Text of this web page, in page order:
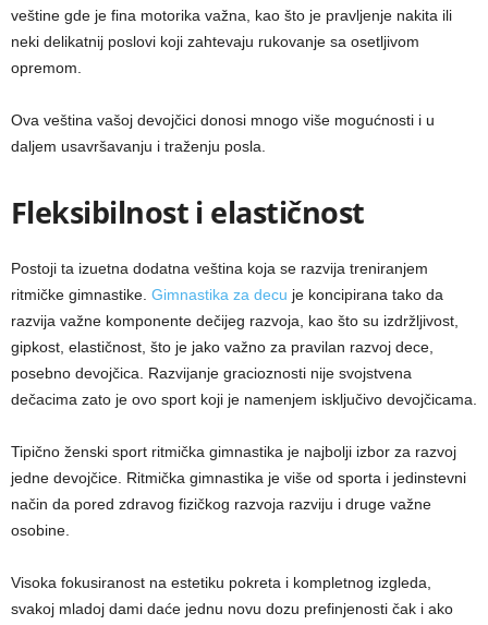
veštine gde je fina motorika važna, kao što je pravljenje nakita ili
neki delikatnij poslovi koji zahtevaju rukovanje sa osetljivom
opremom.
Ova veština vašoj devojčici donosi mnogo više mogućnosti i u
daljem usavršavanju i traženju posla.
Fleksibilnost i elastičnost
Postoji ta izuetna dodatna veština koja se razvija treniranjem
ritmičke gimnastike. Gimnastika za decu je koncipirana tako da
razvija važne komponente dečijeg razvoja, kao što su izdržljivost,
gipkost, elastičnost, što je jako važno za pravilan razvoj dece,
posebno devojčica. Razvijanje gracioznosti nije svojstvena
dečacima zato je ovo sport koji je namenjem isključivo devojčicama.
Tipično ženski sport ritmička gimnastika je najbolji izbor za razvoj
jedne devojčice. Ritmička gimnastika je više od sporta i jedinstevni
način da pored zdravog fizičkog razvoja razviju i druge važne
osobine.
Visoka fokusiranost na estetiku pokreta i kompletnog izgleda,
svakoj mladoj dami daće jednu novu dozu prefinjenosti čak i ako